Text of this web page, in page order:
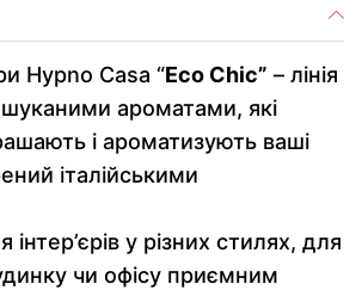
Hypno Casa “Eco Chic” – лінія
ароматами, які
і ароматизують ваші
італійськими
у різних стилях, для
чи офісу приємним